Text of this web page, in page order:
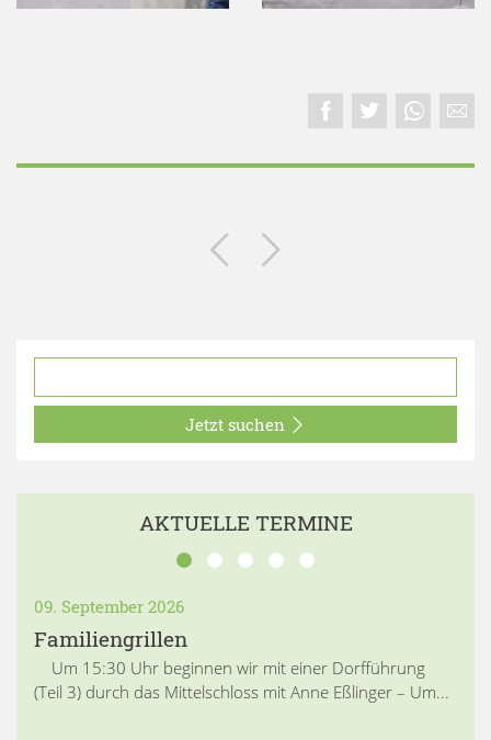
Jetzt suchen
AKTUELLE TERMINE
09. September 2026
Familiengrillen
Um 15:30 Uhr beginnen wir mit einer Dorfführung
(Teil 3) durch das Mittelschloss mit Anne Eßlinger – Um...